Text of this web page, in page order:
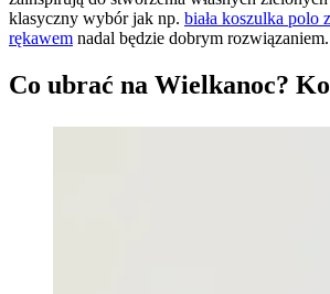
klasyczny wybór jak np. biała koszulka polo
rękawem nadal będzie dobrym rozwiązaniem.
Co ubrać na Wielkanoc?